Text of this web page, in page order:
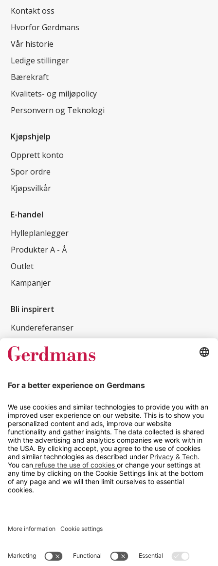
Kontakt oss
Hvorfor Gerdmans
Vår historie
Ledige stillinger
Bærekraft
Kvalitets- og miljøpolicy
Personvern og Teknologi
Kjøpshjelp
Opprett konto
Spor ordre
Kjøpsvilkår
E-handel
Hylleplanlegger
Produkter A - Å
Outlet
Kampanjer
Bli inspirert
Kundereferanser
Magasin
Tips og guider
Kontakt
info@gerdmans.no
67 80 56 20
Åpningstid
Hverdager 08:00-16:00
Cookie innstillinger